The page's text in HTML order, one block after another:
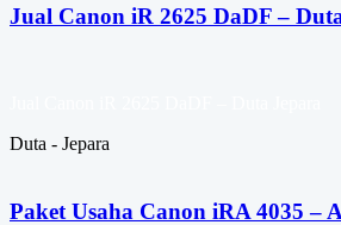
Jual Canon iR 2625 DaDF –
Duta - Jepara
Paket Usaha Canon iRA 4035 –